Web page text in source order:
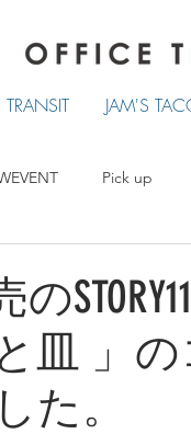
TRANSIT JAM'S
Pick up
皿 」
た。